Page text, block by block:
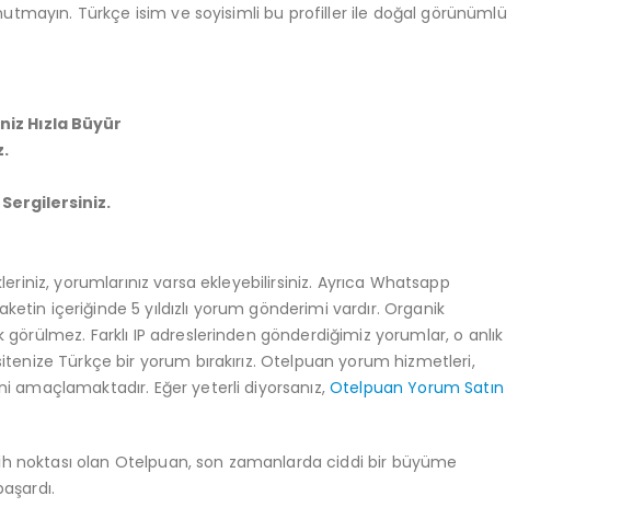
Türkçe isim ve soyisimli bu profiller ile doğal görünümlü
Hızla Büyür
yorumlarınız varsa ekleyebilirsiniz. Ayrıca Whatsapp
içeriğinde 5 yıldızlı yorum gönderimi vardır. Organik
Farklı IP adreslerinden gönderdiğimiz yorumlar, o anlık
Türkçe bir yorum bırakırız. Otelpuan yorum hizmetleri,
Eğer yeterli diyorsanız,Otelpuan Yorum Satın
noktası olan Otelpuan, son zamanlarda ciddi bir büyüme